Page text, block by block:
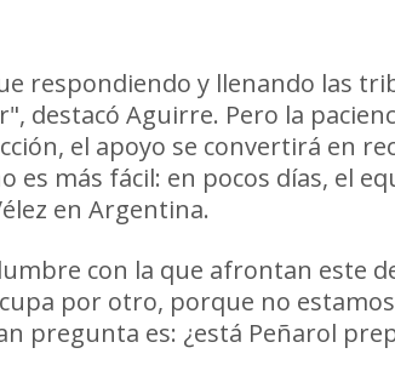
respondiendo y llenando las
destacó Aguirre. Pero la
el apoyo se convertirá en
es más fácil: en pocos días, el
en Argentina.
con la que afrontan este
por otro, porque no
pregunta es: ¿está Peñarol